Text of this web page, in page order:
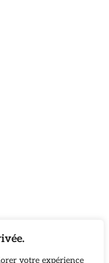
votre expérience